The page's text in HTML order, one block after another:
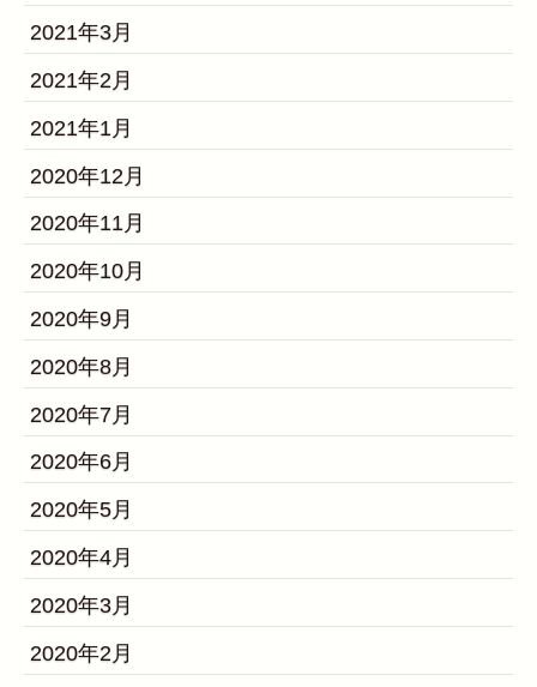
2021年3月
2021年2月
2021年1月
2020年12月
2020年11月
2020年10月
2020年9月
2020年8月
2020年7月
2020年6月
2020年5月
2020年4月
2020年3月
2020年2月